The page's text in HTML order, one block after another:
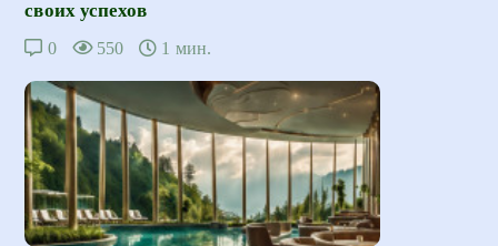
своих успехов
0 550 1 мин.